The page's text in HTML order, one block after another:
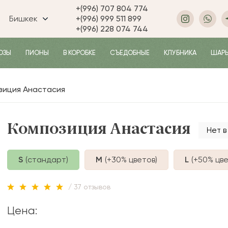
Бишкек
+(996) 707 804 774
+(996) 999 511 899
+(996) 228 074 744
ПИОНЫ В КОРОБКЕ СЪЕДОБНЫЕ КЛУБНИКА
Анастасия
Композиция Анастасия Нет
S (стандарт) M (+30% цветов) L (+50%
/ 37 отзывов
Цена: